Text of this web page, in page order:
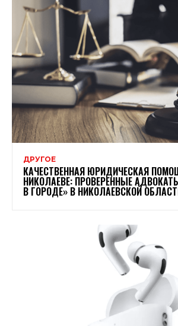
ДРУГОЕ
КАЧЕСТВЕННАЯ ЮРИДИЧЕСКАЯ
НИКОЛАЕВЕ: ПРОВЕРЕННЫЕ
В ГОРОДЕ» В НИКОЛАЕВСКОЙ